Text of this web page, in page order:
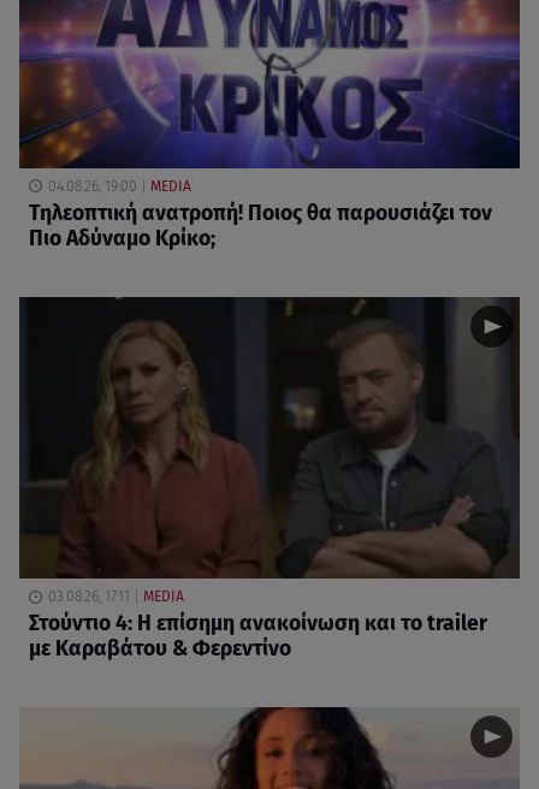
04.08.26, 19:00 MEDIA
Τηλεοπτική ανατροπή! Ποιος θα παρουσιάζει τον
Πιο Αδύναμο Κρίκο;
03.08.26, 17:11 MEDIA
Στούντιο 4: Η επίσημη ανακοίνωση και το trailer
με Καραβάτου & Φερεντίνο